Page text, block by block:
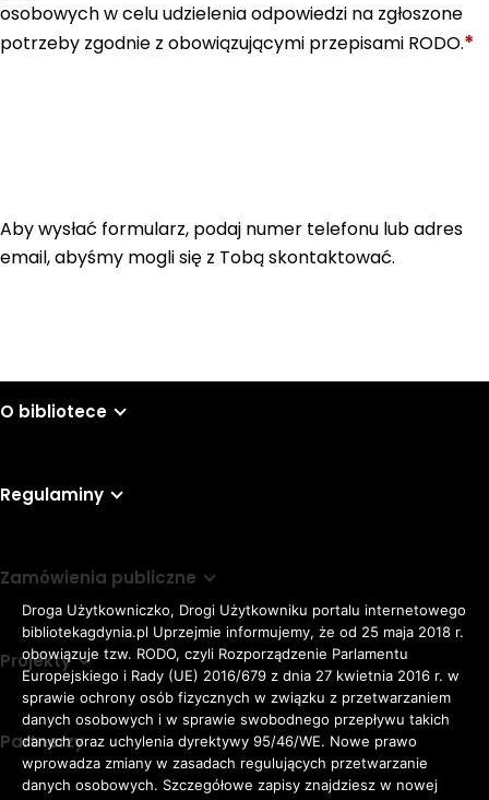
Rozmiar
czcionki
Adomyślna czcionka
osobowych w celu udzielenia odpowiedzi na zgłoszone
potrzeby zgodnie z obowiązującymi przepisami RODO.*
Aby wysłać formularz, podaj numer telefonu lub adres
email, abyśmy mogli się z Tobą skontaktować.
O bibliotece
Regulaminy
Zamówienia publiczne
Projekty
Partnerzy
Droga Użytkowniczko, Drogi Użytkowniku portalu internetowego
bibliotekagdynia.pl Uprzejmie informujemy, że od 25 maja 2018 r.
obowiązuje tzw. RODO, czyli Rozporządzenie Parlamentu
Europejskiego i Rady (UE) 2016/679 z dnia 27 kwietnia 2016 r. w
sprawie ochrony osób fizycznych w związku z przetwarzaniem
danych osobowych i w sprawie swobodnego przepływu takich
danych oraz uchylenia dyrektywy 95/46/WE. Nowe prawo
wprowadza zmiany w zasadach regulujących przetwarzanie
danych osobowych. Szczegółowe zapisy znajdziesz w nowej